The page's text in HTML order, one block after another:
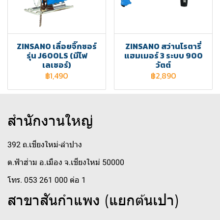
ZINSANO เลื่อยจิ๊กซอร์
รุ่น J600LS (มีไฟ
เลเซอร์)
฿1,490
ZINSANO สว่านโรตารี่
แฮมเมอร์ 3 ระบบ 900
วัตต์
฿2,890
สำนักงานใหญ่
392 ถ.เชียงใหม่-ลำปาง
ต.ฟ้าฮ่าม อ.เมือง จ.เชียงใหม่ 50000
โทร. 053 261 000 ต่อ 1
สาขาสันกำแพง (แยกต้นเปา)